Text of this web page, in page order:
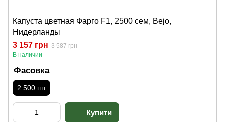
Капуста цветная Фарго F1, 2500 сем, Bejo,
Нидерланды
3 157 грн 3 587 грн
В наличии
Фасовка
2 500 шт